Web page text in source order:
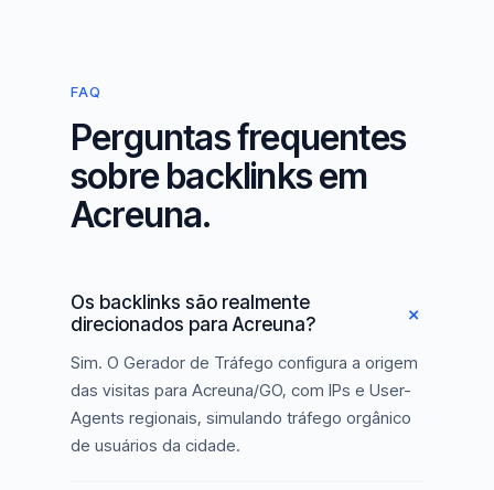
FAQ
Perguntas frequentes
sobre backlinks em
Acreuna.
Os backlinks são realmente
direcionados para Acreuna?
Sim. O Gerador de Tráfego configura a origem
das visitas para Acreuna/GO, com IPs e User-
Agents regionais, simulando tráfego orgânico
de usuários da cidade.